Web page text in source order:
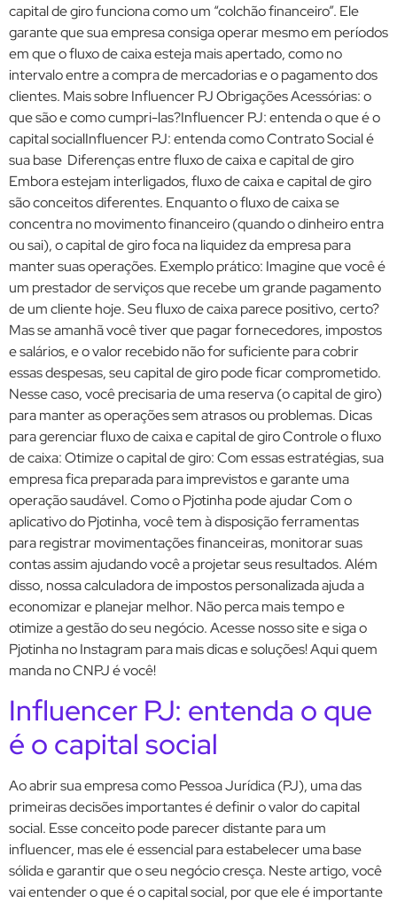
capital de giro funciona como um “colchão financeiro”. Ele
garante que sua empresa consiga operar mesmo em períodos
em que o fluxo de caixa esteja mais apertado, como no
intervalo entre a compra de mercadorias e o pagamento dos
clientes. Mais sobre Influencer PJ Obrigações Acessórias: o
que são e como cumpri-las?Influencer PJ: entenda o que é o
capital socialInfluencer PJ: entenda como Contrato Social é
sua base Diferenças entre fluxo de caixa e capital de giro
Embora estejam interligados, fluxo de caixa e capital de giro
são conceitos diferentes. Enquanto o fluxo de caixa se
concentra no movimento financeiro (quando o dinheiro entra
ou sai), o capital de giro foca na liquidez da empresa para
manter suas operações. Exemplo prático: Imagine que você é
um prestador de serviços que recebe um grande pagamento
de um cliente hoje. Seu fluxo de caixa parece positivo, certo?
Mas se amanhã você tiver que pagar fornecedores, impostos
e salários, e o valor recebido não for suficiente para cobrir
essas despesas, seu capital de giro pode ficar comprometido.
Nesse caso, você precisaria de uma reserva (o capital de giro)
para manter as operações sem atrasos ou problemas. Dicas
para gerenciar fluxo de caixa e capital de giro Controle o fluxo
de caixa: Otimize o capital de giro: Com essas estratégias, sua
empresa fica preparada para imprevistos e garante uma
operação saudável. Como o Pjotinha pode ajudar Com o
aplicativo do Pjotinha, você tem à disposição ferramentas
para registrar movimentações financeiras, monitorar suas
contas assim ajudando você a projetar seus resultados. Além
disso, nossa calculadora de impostos personalizada ajuda a
economizar e planejar melhor. Não perca mais tempo e
otimize a gestão do seu negócio. Acesse nosso site e siga o
Pjotinha no Instagram para mais dicas e soluções! Aqui quem
manda no CNPJ é você!
Influencer PJ: entenda o que
é o capital social
Ao abrir sua empresa como Pessoa Jurídica (PJ), uma das
primeiras decisões importantes é definir o valor do capital
social. Esse conceito pode parecer distante para um
influencer, mas ele é essencial para estabelecer uma base
sólida e garantir que o seu negócio cresça. Neste artigo, você
vai entender o que é o capital social, por que ele é importante